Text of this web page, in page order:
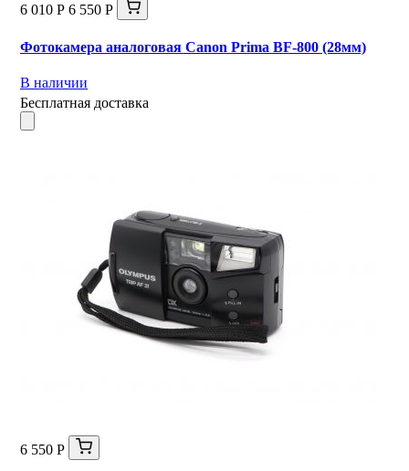
6 010 Р 6 550 Р
Фотокамера аналоговая Canon Prima BF-800 (28мм)
В наличии
Бесплатная доставка
6 550 Р